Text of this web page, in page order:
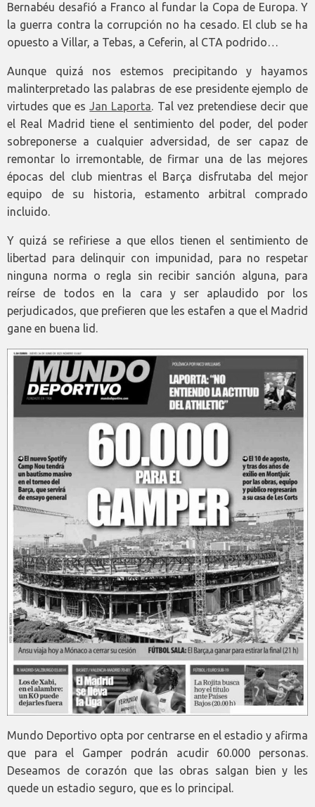
Bernabéu desafió a Franco al fundar la Copa de Europa. Y
la guerra contra la corrupción no ha cesado. El club se ha
opuesto a Villar, a Tebas, a Ceferin, al CTA podrido…
Aunque quizá nos estemos precipitando y hayamos
malinterpretado las palabras de ese presidente ejemplo de
virtudes que esJan Laporta. Tal vez pretendiese decir que
el Real Madrid tiene el sentimiento del poder, del poder
sobreponerse a cualquier adversidad, de ser capaz de
remontar lo irremontable, de firmar una de las mejores
épocas del club mientras el Barça disfrutaba del mejor
equipo de su historia, estamento arbitral comprado
incluido.
Y quizá se refiriese a que ellos tienen el sentimiento de
libertad para delinquir con impunidad, para no respetar
ninguna norma o regla sin recibir sanción alguna, para
reírse de todos en la cara y ser aplaudido por los
perjudicados, que prefieren que les estafen a que el Madrid
gane en buena lid.
Mundo Deportivo opta por centrarse en el estadio y afirma
que para el Gamper podrán acudir 60.000 personas.
Deseamos de corazón que las obras salgan bien y les
quede un estadio seguro, que es lo principal.